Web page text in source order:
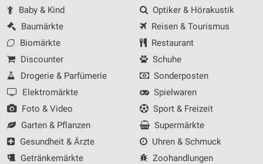
Baby & Kind
Baumärkte
Biomärkte
Discounter
Drogerie & Parfümerie
Elektromärkte
Foto & Video
Garten & Pflanzen
Gesundheit & Ärzte
Getränkemärkte
Optiker & Hörakustik
Reisen & Tourismus
Restaurant
Schuhe
Sonderposten
Spielwaren
Sport & Freizeit
Supermärkte
Uhren & Schmuck
Zoohandlungen